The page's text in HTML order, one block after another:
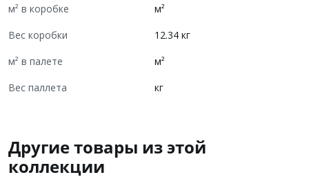
м² в коробке
м²
Вес коробки
12.34 кг
м² в палете
м²
Вес паллета
кг
Другие товары из этой
коллекции